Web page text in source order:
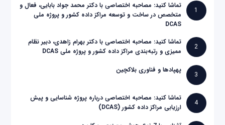
1
تماشا کنید: مصاحبه اختصاصی با دکتر محمد جواد بابایی، فعال و
متخصص در ساخت و توسعه مراکز داده کشور و پروژه ملی
DCAS
2
تماشا کنید: مصاحبه اختصاصی با دکتر بهرام زاهدی، دبیر نظام
ممیزی و رتبه‌بندی مراکز داده کشور و پروژه ملی DCAS
3
پهپادها و فناوری بلاکچین
4
تماشا کنید: مصاحبه اختصاصی درباره پروژه شناسایی و پیش
ارزیابی مراکز داده کشور (DCAS)